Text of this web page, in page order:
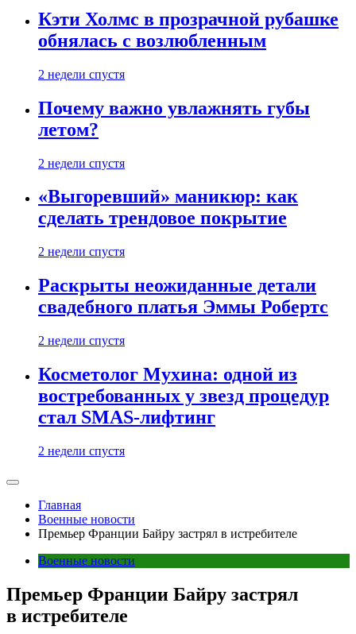
Кэти Холмс в прозрачной рубашке
обнялась с возлюбленным
2 недели спустя
Почему важно увлажнять губы
летом?
2 недели спустя
«Выгоревший» маникюр: как
сделать трендовое покрытие
2 недели спустя
Раскрыты неожиданные детали
свадебного платья Эммы Робертс
2 недели спустя
Косметолог Мухина: одной из
востребованных у звезд процедур
стал SMAS-лифтинг
2 недели спустя
Главная
Военные новости
Премьер Франции Байру застрял в истребителе
Военные новости
Премьер Франции Байру застрял
в истребителе